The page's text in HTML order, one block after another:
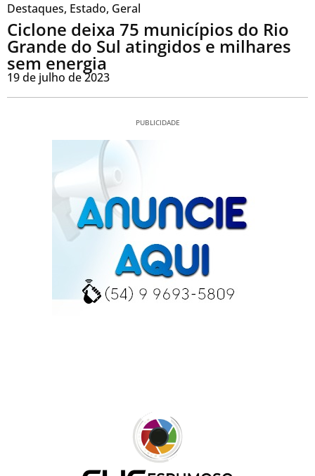
Destaques, Estado, Geral
Ciclone deixa 75 municípios do Rio
Grande do Sul atingidos e milhares
sem energia
19 de julho de 2023
PUBLICIDADE